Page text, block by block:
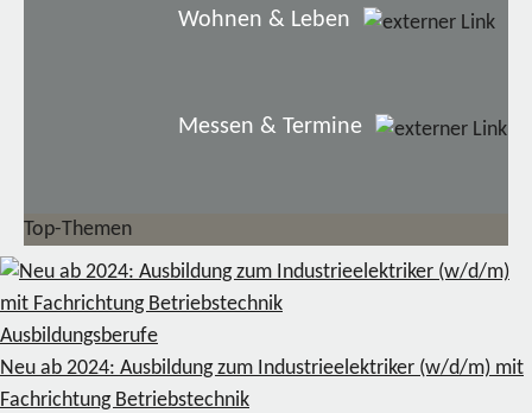
Wohnen & Leben
Messen & Termine
Top-Themen
Ausbildungsberufe
Neu ab 2024: Ausbildung zum Industrieelektriker (w/d/m) mit
Fachrichtung Betriebstechnik